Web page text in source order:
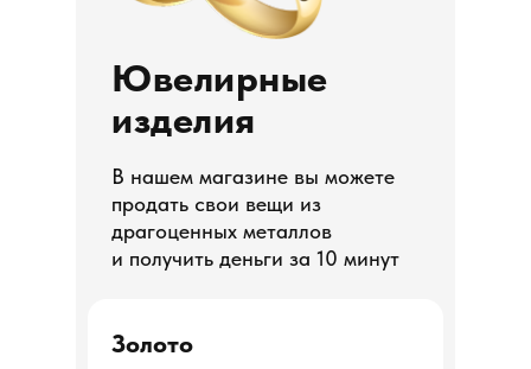
Ювелирные
изделия
В нашем магазине вы можете
продать свои вещи из
драгоценных металлов
и получить деньги за 10 минут
Золото